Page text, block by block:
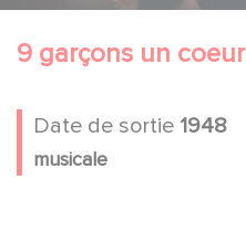
9 garçons un coeur
Date de sortie 1948
musicale